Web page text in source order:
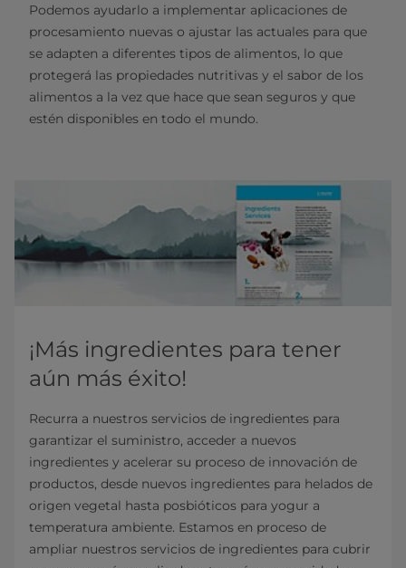
Podemos ayudarlo a implementar aplicaciones de
procesamiento nuevas o ajustar las actuales para que
se adapten a diferentes tipos de alimentos, lo que
protegerá las propiedades nutritivas y el sabor de los
alimentos a la vez que hace que sean seguros y que
estén disponibles en todo el mundo.
¡Más ingredientes para tener
aún más éxito!
Recurra a nuestros servicios de ingredientes para
garantizar el suministro, acceder a nuevos
ingredientes y acelerar su proceso de innovación de
productos, desde nuevos ingredientes para helados de
origen vegetal hasta posbióticos para yogur a
temperatura ambiente. Estamos en proceso de
ampliar nuestros servicios de ingredientes para cubrir